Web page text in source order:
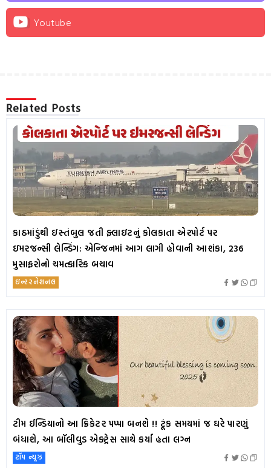
Youtube
Related Posts
કાઠમાંડુંથી ઇસ્તંબુલ જતી ફ્લાઇટનું કોલકાતા એરપોર્ટ પર
ઇમરજન્સી લેન્ડિંગ: એન્જિનમાં આગ લાગી હોવાની આશંકા, 236
મુસાફરોનો ચમત્કારિક બચાવ
ઇન્ટરનેશનલ
ટીમ ઈન્ડિયાનો આ ક્રિકેટર પપ્પા બનશે !! ટૂંક સમયમાં જ ઘરે પારણું
બંધાશે, આ બૉલીવુડ એક્ટ્રેસ સાથે કર્યા હતા લગ્ન
ટૉપ ન્યૂઝ